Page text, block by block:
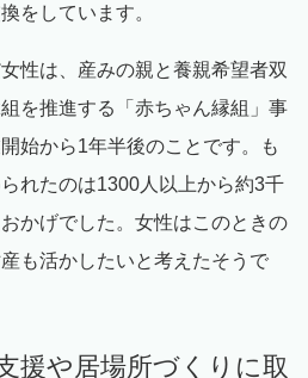
をしています。
性は、産みの親と養親希望者双
を推進する「赤ちゃん縁組」事
始から1年半後のことです。も
れたのは1300人以上から約3千
かげでした。女性はこのときの
も活かしたいと考えたそうで
援や居場所づくりに取